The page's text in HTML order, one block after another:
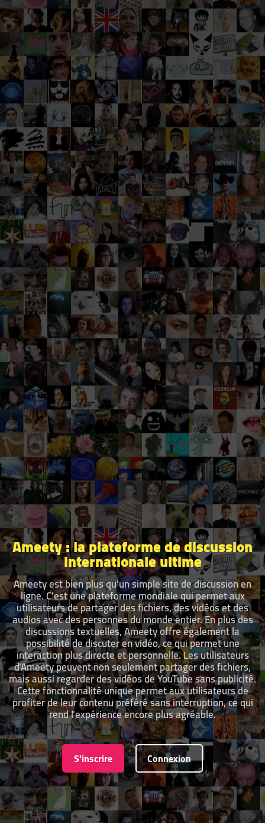
Ameety : la plateforme de discussion
internationale ultime
Ameety est bien plus qu'un simple site de discussion en
ligne. C'est une plateforme mondiale qui permet aux
utilisateurs de partager des fichiers, des vidéos et des
audios avec des personnes du monde entier. En plus des
discussions textuelles, Ameety offre également la
possibilité de discuter en vidéo, ce qui permet une
interaction plus directe et personnelle. Les utilisateurs
d'Ameety peuvent non seulement partager des fichiers,
mais aussi regarder des vidéos de YouTube sans publicité.
Cette fonctionnalité unique permet aux utilisateurs de
profiter de leur contenu préféré sans interruption, ce qui
rend l'expérience encore plus agréable.
S'inscrire Connexion